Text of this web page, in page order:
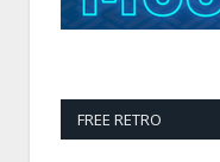
FREE RETRO